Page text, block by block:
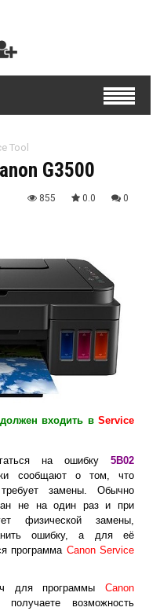
Tool
G3500
855 0.0 0
входить в Service
на ошибку 5B02
сообщают о том, что
замены. Обычно
не на один раз и при
физической замены,
ошибку, а для её
программа Canon Service
для программы Canon
возможность